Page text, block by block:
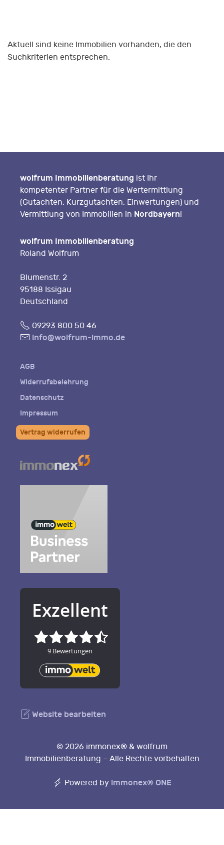
Aktuell sind keine Immobilien vorhanden, die den
Suchkriterien entsprechen.
wolfrum Immobilienberatung ist Ihr
kompetenter Partner für die Wertermittlung
(Gutachten, Kurzgutachten, Einwertungen) und
Vermittlung von Immobilien in Nordbayern!
wolfrum Immobilienberatung
Roland Wolfrum
Blumenstr. 2
95188 Issigau
Deutschland
Fon09293 800 50 46
E- info@wolfrum-immo.de
AGB
Widerrufsbelehrung
Datenschutz
Impressum
Vertrag widerrufen
Website bearbeiten
© 2026 immonex® & wolfrum
Immobilienberatung – Alle Rechte vorbehalten
Powered by immonex® ONE